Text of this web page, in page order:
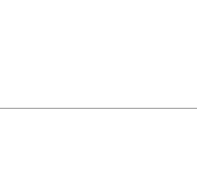
- 23:00
- 23:00
- 23:00
- 23:00